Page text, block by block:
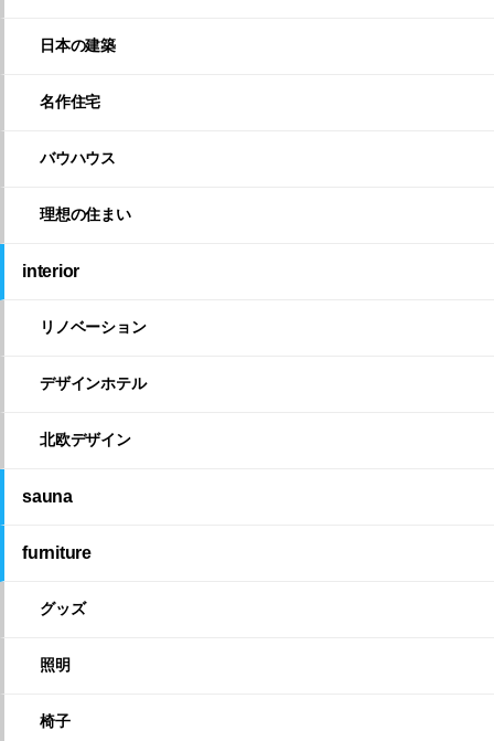
日本の建築
名作住宅
バウハウス
理想の住まい
interior
リノベーション
デザインホテル
北欧デザイン
sauna
furniture
グッズ
照明
椅子